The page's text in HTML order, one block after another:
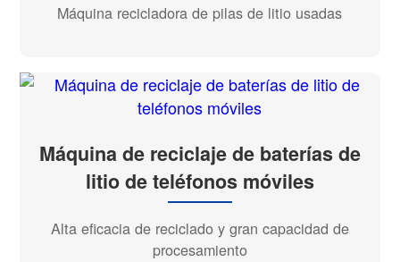
Máquina recicladora de pilas de litio usadas
Máquina de reciclaje de baterías de
litio de teléfonos móviles
Alta eficacia de reciclado y gran capacidad de
procesamiento